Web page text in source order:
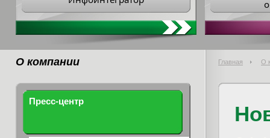
О компании Главная О
Пресс-центр